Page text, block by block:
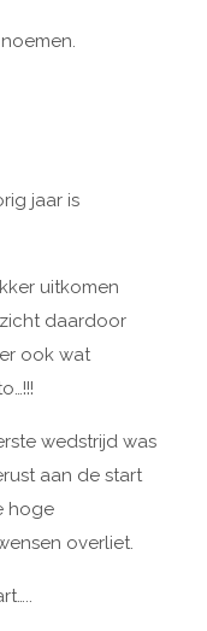
jaar is
uitkomen
daardoor
ook wat
wedstrijd was
aan de start
hoge
overliet.